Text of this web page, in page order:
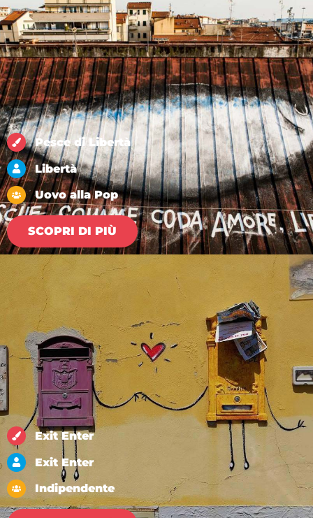
Pesce di Libertà
Libertà
Uovo alla Pop
SCOPRI DI PIÙ
Exit Enter
Exit Enter
Indipendente